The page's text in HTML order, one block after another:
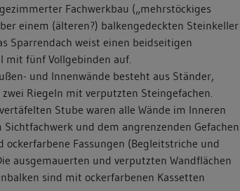
Obergeschoss sind zwei weit auseinander
Dachgeschoss zwei nahe beieinander liegende
zwei kleine Lichtöffnungen vorhanden. Alle
Dagegen besitzen die Türen und
und Osten vorspringenden
Steingewände. Im Obergeschoss sind sie
ausgezeichnet. Das Dach ist als
abgeschleppt. Dem Anbau ist eine Terrasse
Hofmauer auflagert. In die Mauer ist ein
eingelassen. Darunter ist auf der teilweise
der Mauer ein Backsteinbogen erkennbar.
Fachwerkbau („mehrstöckiges
einem (älteren?) balkengedeckten Steinkeller
Sparrendach weist einen beidseitigen
mit fünf Vollgebinden auf.
und Innenwände besteht aus Ständer,
Riegeln mit verputzten Steingefachen.
Stube waren alle Wände im Inneren
Sichtfachwerk und dem angrenzenden Gefachen
ockerfarbene Fassungen (Begleitstriche und
ausgemauerten und verputzten Wandflächen
sind mit ockerfarbenen Kassetten